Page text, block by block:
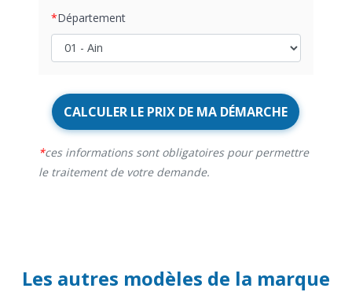
Département
CALCULER LE PRIX DE MA DÉMARCHE
ces informations sont obligatoires pour permettre
le traitement de votre demande.
Les autres modèles de la marque